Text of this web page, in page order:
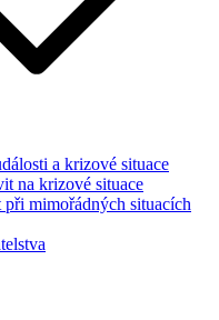
a krizové situace
na krizové situace
při mimořádných situacích